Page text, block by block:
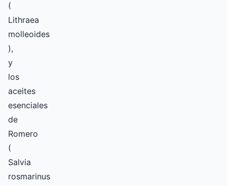
(
Lithraea
molleoides
),
y
los
aceites
esenciales
de
Romero
(
Salvia
rosmarinus